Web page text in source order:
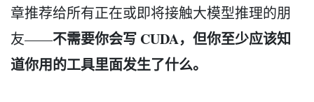
章推荐给所有正在或即将接触大模型推理的朋
友——不需要你会写 CUDA，但你至少应该知
道你用的工具里面发生了什么。